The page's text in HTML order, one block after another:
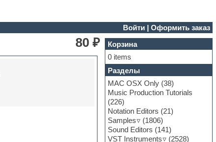
Войти |Оформить заказ
80 ₽
Корзина
0 items
Разделы
MAC OSX Only (38)
Music Production Tutorials
(226)
Notation Editors (21)
Samples
(1806)
Sound Editors (141)
VST Instruments
(2528)